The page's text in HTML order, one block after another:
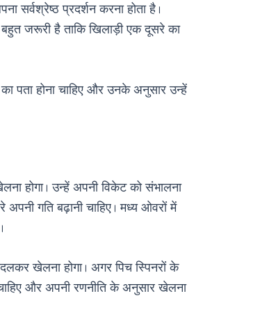
सर्वश्रेष्ठ प्रदर्शन करना होता है।
जरूरी है ताकि खिलाड़ी एक दूसरे का
पता होना चाहिए और उनके अनुसार उन्हें
होगा। उन्हें अपनी विकेट को संभालना
गति बढ़ानी चाहिए। मध्य ओवरों में
खेलना होगा। अगर पिच स्पिनरों के
और अपनी रणनीति के अनुसार खेलना